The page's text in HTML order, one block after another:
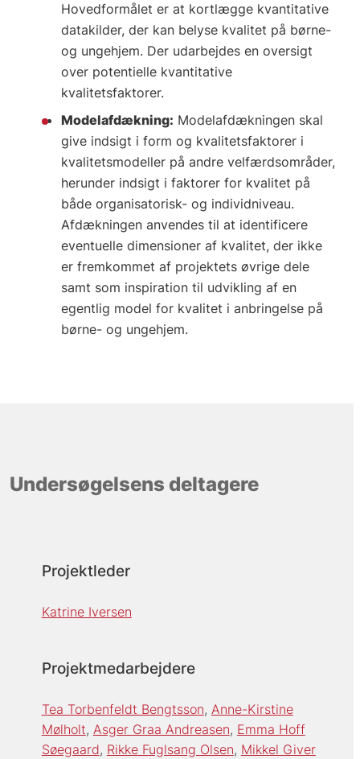
Hovedformålet er at kortlægge kvantitative
datakilder, der kan belyse kvalitet på børne-
og ungehjem. Der udarbejdes en oversigt
over potentielle kvantitative
kvalitetsfaktorer.
Modelafdækning: Modelafdækningen skal
give indsigt i form og kvalitetsfaktorer i
kvalitetsmodeller på andre velfærdsområder,
herunder indsigt i faktorer for kvalitet på
både organisatorisk- og individniveau.
Afdækningen anvendes til at identificere
eventuelle dimensioner af kvalitet, der ikke
er fremkommet af projektets øvrige dele
samt som inspiration til udvikling af en
egentlig model for kvalitet i anbringelse på
børne- og ungehjem.
Undersøgelsens deltagere
Projektleder
Katrine Iversen
Projektmedarbejdere
Tea Torbenfeldt Bengtsson Anne-Kirstine
Mølholt Asger Graa Andreasen Emma Hoff
Søegaard Rikke Fuglsang Olsen Mikkel Giver